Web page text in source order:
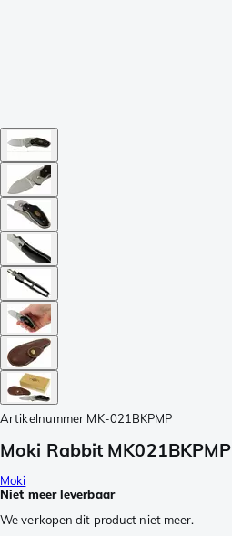
Artikelnummer MK-021BKPMP
Moki Rabbit MK021BKPMP
Moki
Niet meer leverbaar
We verkopen dit product niet meer.